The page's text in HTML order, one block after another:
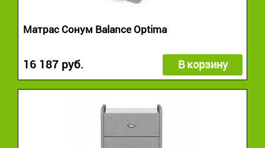
Матрас Сонум Balance Optima
16 187 руб. В корзину